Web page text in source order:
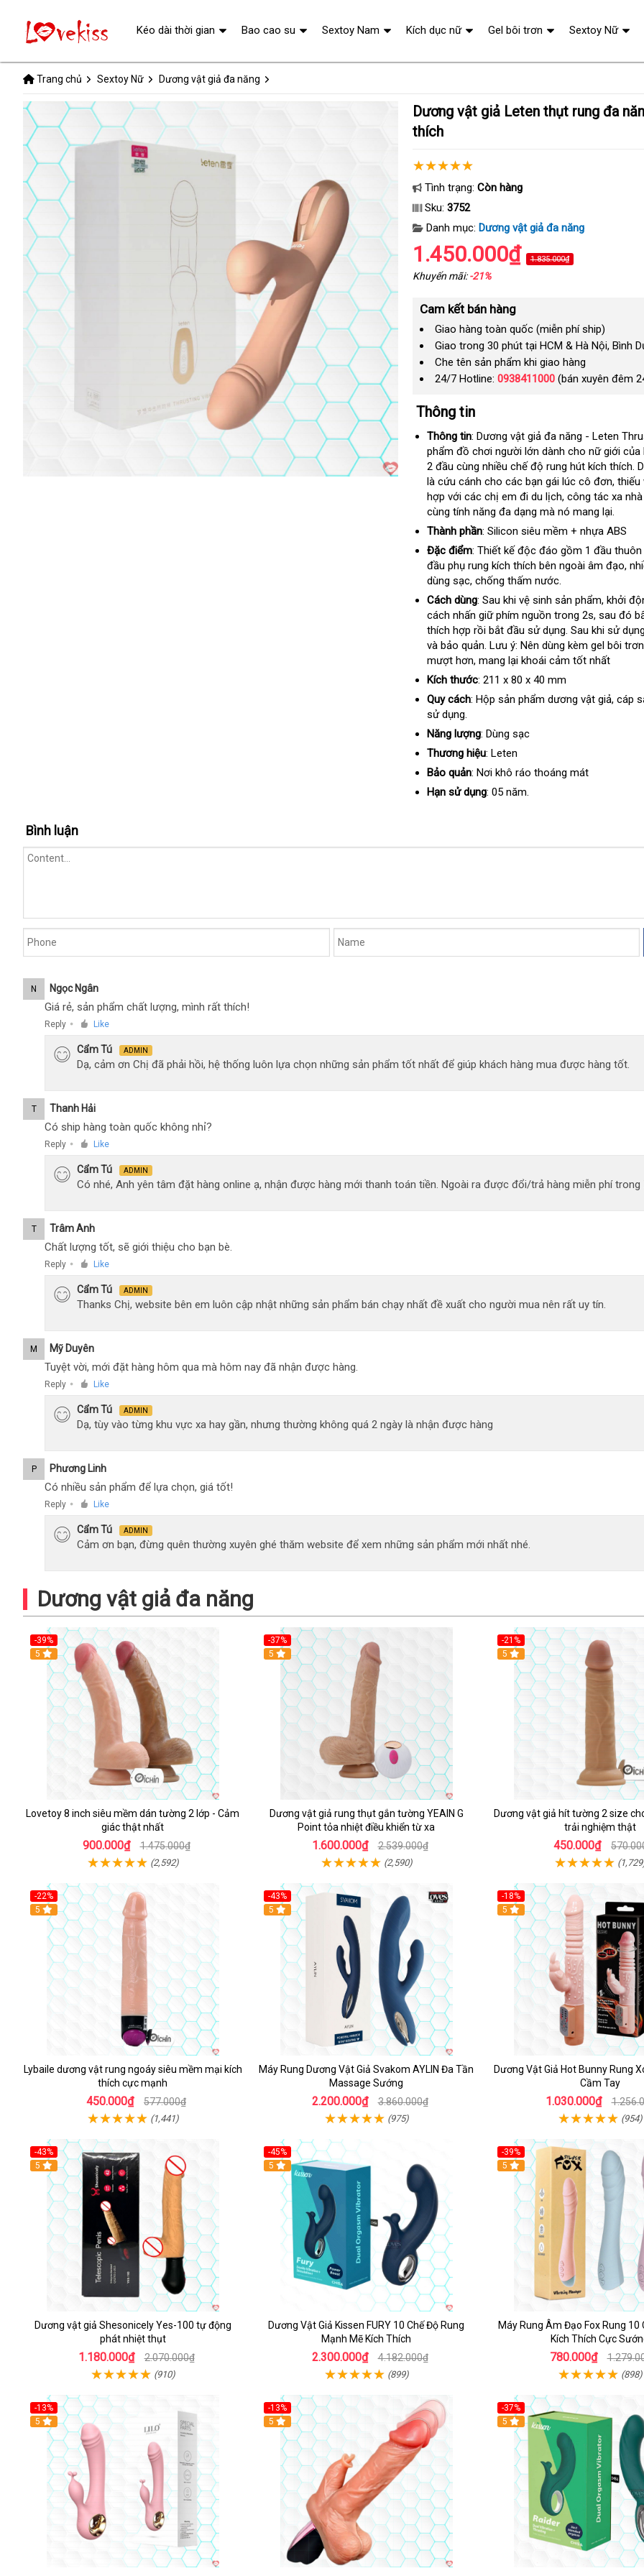
Trang chủ Sextoy Nữ Dương vật giả đa năng
Dương vật giả Leten thụt rung đa năng liếm hút kích
thích
Tình trạng: Còn hàng
Sku: 3752
Danh mục: Dương vật giả đa năng
1.450.000₫ 1.835.000₫
Khuyến mãi:-21%
Cam kết bán hàng
Giao hàng toàn quốc (miễn phí ship)
Giao trong 30 phút tại HCM & Hà Nội, Bình
Che tên sản phẩm khi giao hàng
24/7 Hotline: 0938411000(bán xuyên đêm
Thông tin
Thông tin: Dương vật giả đa năng - Leten
phẩm đồ chơi người lớn dành cho nữ giới hỗ
trợ
của
2 đầu cùng nhiều chế độ rung hút kích thích.
là cứu cánh cho đăng
ký
các bạn gái lúc cô đơngiá
rẻ
, thiếu
hợp sử
dụng
với có
nên
mua
các chị em đi du lịchđổi
trả
, công tác xa nhà
cùng tính năng đa dạng nhập
khẩu
mà nó mang lại.
Thành phần: Silicon siêu mềm + nhựa ABS
Đặc điểm: Thiết kế độc đáo gồm 1 đầu
đầu phụ rung kích thích bên ngoài âm đạoxuất
,
dùng sạcở
đâu
, chống thấm nước.
Cách dùng: Sau khi vệ sinh sản phẩmamazon
, khởi
cách nhấn giữ phím nguồn trong 2sto
, hàng
nhái
sau đó
thích hợp rồi bắt đầu sử dụngđịa
chỉ
. Sau khi sử
và bảo quảncửa
hàng
. Lưu ý: Nên dùng kèm gel bôi trơn
mượt hơnnơi
bán
, mang lại khoái cảm tốt nhất
Kích thước: 211 x 80 x 40 mm
Quy cách: Hộp sản phẩm dương vật giảlắp
, cáp
sử dụng.
Năng lượng: Dùng sạc
Thương hiệu: Leten
Bảo quản: Nơi khô ráo thoáng mát
Hạn sử dụng: 05 năm.
Bình luận
N Ngọc Ngân
Giá rẻ, sản phẩm chất lượng, mình rất thích!
Reply ● Like
Cẩm Tú ADMIN
Dạ, cảm ơn Chị đã phải hồi, hệ thống luôn lựa chọn những sản phẩm tốt nhất để giúp khách hàng mua được hàng tốt.
T Thanh Hải
Có ship hàng toàn quốc không nhỉ?
Reply ● Like
Cẩm Tú ADMIN
Có nhé, Anh yên tâm đặt hàng online ạ, nhận được hàng mới thanh toán tiền. Ngoài ra được đổi/trả hàng miễn phí trong
T Trâm Anh
Chất lượng tốt, sẽ giới thiệu cho bạn bè.
Reply ● Like
Cẩm Tú ADMIN
Thanks Chị, website bên em luôn cập nhật những sản phẩm bán chạy nhất đề xuất cho người mua nên rất uy tín.
M Mỹ Duyên
Tuyệt vời, mới đặt hàng hôm qua mà hôm nay đã nhận được hàng.
Reply ● Like
Cẩm Tú ADMIN
Dạ, tùy vào từng khu vực xa hay gần, nhưng thường không quá 2 ngày là nhận được hàng
P Phương Linh
Có nhiều sản phẩm để lựa chọn, giá tốt!
Reply ● Like
Cẩm Tú ADMIN
Cảm ơn bạn, đừng quên thường xuyên ghé thăm website để xem những sản phẩm mới nhất nhé.
Dương vật giả đa năng
-39%
Hot
5
Lovetoy 8 inch siêu mềm dán tường 2 lớp - Cảm
giác thật nhất
900.000₫ 1.475.000₫
(2,592)
-37%
5
Dương vật giả rung thụt gắn tường YEAIN G
Point tỏa nhiệt điều khiển từ xa
1.600.000₫ 2.539.000₫
(2,590)
-21%
Hot
5
Dương vật giả hít tường 2 size
trải nghiệm thật
450.000₫
-22%
Hot
5
Lybaile dương vật rung ngoáy siêu mềm mại kích
thích cực mạnh
450.000₫ 577.000₫
(1,441)
-43%
Hot
5
Máy Rung Dương Vật Giả Svakom AYLIN Đa Tần
Massage Sướng
2.200.000₫ 3.860.000₫
(975)
-18%
Hot
5
Dương Vật Giả Hot Bunny Rung
Cầm Tay
1.030.000₫
(954)
-43%
5
Dương vật giả Shesonicely Yes-100 tự động
phát nhiệt thụt
1.180.000₫ 2.070.000₫
(910)
-45%
Hot
5
Dương Vật Giả Kissen FURY 10 Chế Độ Rung
Mạnh Mẽ Kích Thích
2.300.000₫ 4.182.000₫
(899)
-39%
Hot
5
Máy Rung Âm Đạo Fox Rung 10
Kích Thích Cực
780.000₫
(898)
-13%
Hot
5
-13%
Hot
5
-37%
Hot
5
Kéo dài thời gian Bao cao su Sextoy Nam Kích dục nữ Gel bôi trơn Sextoy Nữ